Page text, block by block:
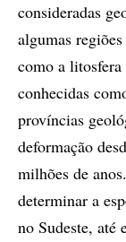
consideradas
algumas
como a litosfera
conhecidas
províncias
deformação
milhões de
determinar a
no Sudeste, até